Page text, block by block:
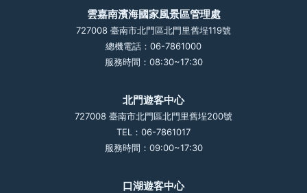
雲嘉南濱海國家風景區管理處
727008 臺南市北門區北門里舊埕119號
總機電話：06-7861000
服務時間：08:30~17:30
北門遊客中心
727008 臺南市北門區北門里舊埕200號
TEL：06-7861017
服務時間：09:00~17:30
口湖遊客中心